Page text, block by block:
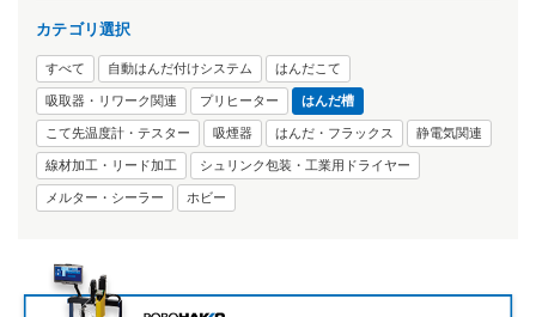
カテゴリ選択
すべて 自動はんだ付けシステム はんだこて
吸取器・リワーク関連 プリヒーター はんだ槽
こて先温度計・テスター 吸煙器 はんだ・フラックス 静電気関連
線材加工・リード加工 シュリンク包装・工業用ドライヤー
メルター・シーラー ホビー